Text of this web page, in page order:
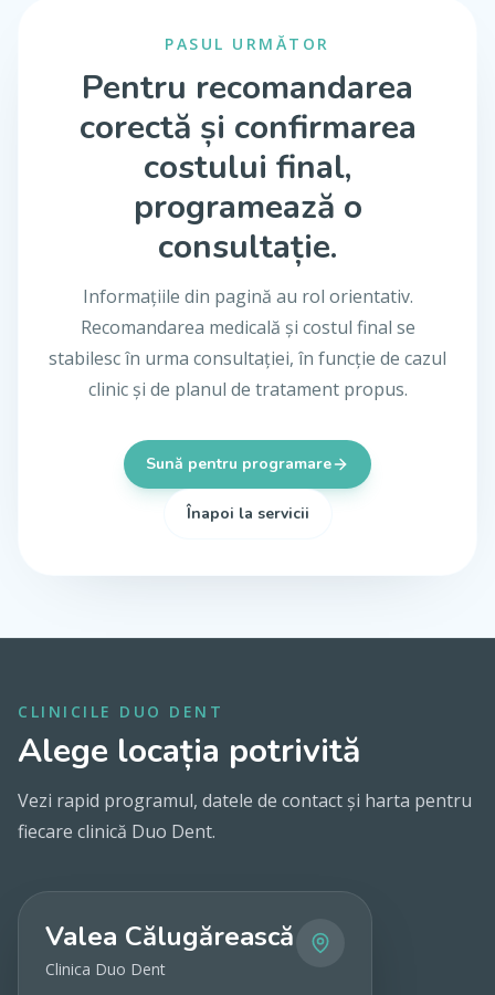
PASUL URMĂTOR
Pentru recomandarea
corectă și confirmarea
costului final,
programează o
consultație.
Informațiile din pagină au rol orientativ.
Recomandarea medicală și costul final se
stabilesc în urma consultației, în funcție de cazul
clinic și de planul de tratament propus.
Sună pentru programare
Înapoi la servicii
CLINICILE DUO DENT
Alege locația potrivită
Vezi rapid programul, datele de contact și harta pentru
fiecare clinică Duo Dent.
Valea Călugărească
Clinica Duo Dent